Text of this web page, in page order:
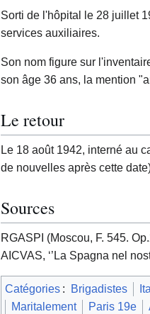
Sorti de l'hôpital le 28 juillet
services auxiliaires.
Son nom figure sur
son âge 36 ans, la mention
Le retour
Le 18 août 1942, interné au
de nouvelles après cette
Sources
RGASPI (Moscou, F. 545.
AICVAS, ‘’La Spagna nel
Catégories : Brigadistes
Maritalement
Paris 19e